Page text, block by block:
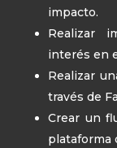
impacto.
Realizar
interés en
Realizar
través de
Crear un
plataforma